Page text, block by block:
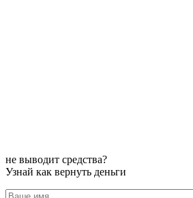
не выводит средства?
Узнай как вернуть деньги